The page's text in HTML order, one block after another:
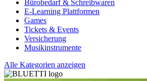
Bürobedarf & Schreibwaren
E-Learning Plattformen
Games
Tickets & Events
Versicherung
Musikinstrumente
Alle Kategorien anzeigen